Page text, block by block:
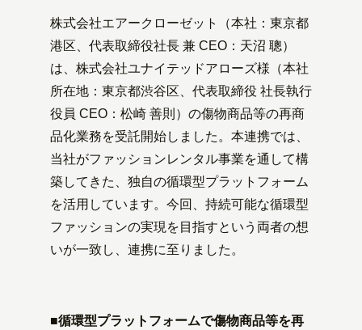
株式会社エアークローゼット（本社：東京都
港区、代表取締役社長 兼 CEO：天沼 聰）
は、株式会社ユナイテッドアローズ様（本社
所在地：東京都渋谷区、代表取締役 社長執行
役員 CEO：松崎 善則）の傷物商品等の再商
品化業務を受託開始しました。本連携では、
当社がファッションレンタル事業を通して構
築してきた、独自の循環型プラットフォーム
を活用しています。今回、持続可能な循環型
ファッションの実現を目指すという両者の想
いが一致し、連携に至りました。
■循環型プラットフォームで傷物商品等を再